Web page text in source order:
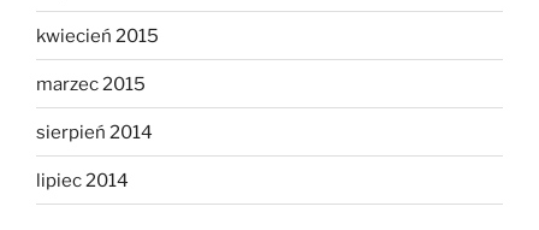
kwiecień 2015
marzec 2015
sierpień 2014
lipiec 2014